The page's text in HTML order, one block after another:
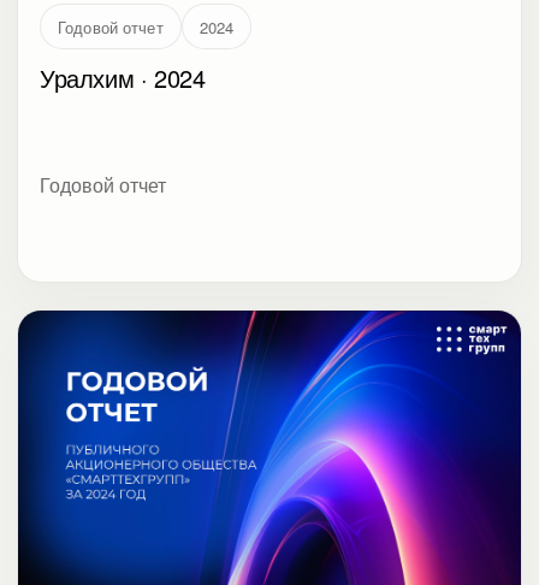
Годовой отчет 2024
Уралхим · 2024
Годовой отчет